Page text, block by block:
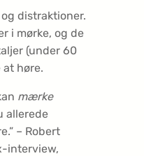
distraktioner.
i mørke, og de
(under 60
at høre.
mærke
allerede
– Robert
interview,